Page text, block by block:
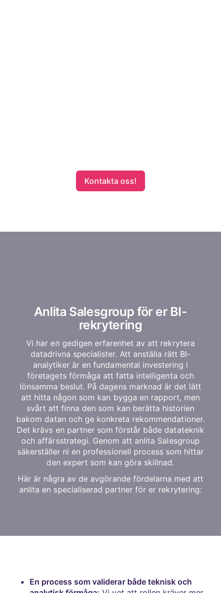
Kontakta oss!
Anlita Salesgroup för er BI-
rekrytering
Vi har en gedigen erfarenhet av att rekrytera
datadrivna specialister. Att anställa rätt BI-
analytiker är en fundamental investering i
företagets förmåga att fatta intelligenta och
lönsamma beslut. På dagens marknad är det lätt
att hitta någon som kan bygga en rapport, men
svårt att finna den som kan berätta historien
bakom datan och ge konkreta rekommendationer.
Det krävs en partner som förstår både datateknik
och affärsstrategi. Genom att anlita Salesgroup
säkerställer ni en professionell process som hittar
den expert som kan göra skillnad.
Här är några av de avgörande fördelarna med att
anlita en specialiserad partner för er rekrytering:
En process som validerar både teknisk och